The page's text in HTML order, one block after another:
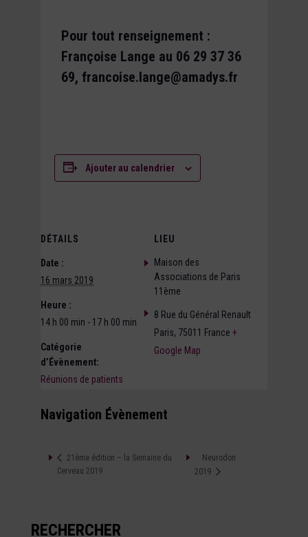
Pour tout renseignement :
Françoise Lange au 06 29 37 36
69, francoise.lange@amadys.fr
Ajouter au calendrier
DÉTAILS
Date :
16 mars 2019
Heure :
14 h 00 min - 17 h 00 min
Catégorie
d’Évènement:
Réunions de patients
LIEU
Maison des
Associations de Paris
11ème
8 Rue du Général Renault
Paris, 75011 France +
Google Map
Navigation Évènement
21ème édition – la Semaine du
Cerveau 2019
Neurodon
2019
RECHERCHER